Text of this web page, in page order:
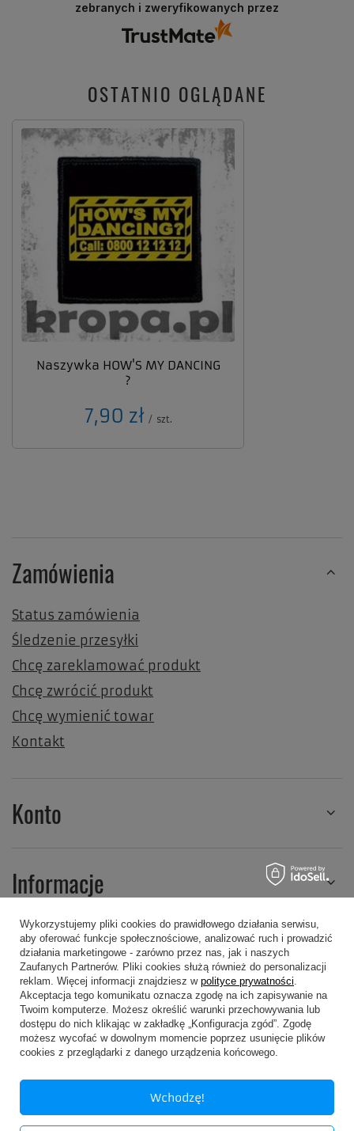
zebranych i zweryfikowanych przez
OSTATNIO OGLĄDANE
Naszywka HOW'S MY DANCING
?
7,90 zł / szt.
Zamówienia
Status zamówienia
Śledzenie przesyłki
Chcę zareklamować produkt
Chcę zwrócić produkt
Chcę wymienić towar
Kontakt
Konto
Informacje
Regulaminy
607 605 505 kropa@kropa.pl
W sklepie prezentujemy ceny brutto (z VAT).
Wykorzystujemy pliki cookies do prawidłowego działania serwisu,
aby oferować funkcje społecznościowe, analizować ruch i prowadzić
działania marketingowe - zarówno przez nas, jak i naszych
Zaufanych Partnerów. Pliki cookies służą również do personalizacji
reklam. Więcej informacji znajdziesz w polityce prywatności.
Akceptacja tego komunikatu oznacza zgodę na ich zapisywanie na
Twoim komputerze. Możesz określić warunki przechowywania lub
dostępu do nich klikając w zakładkę „Konfiguracja zgód”. Zgodę
możesz wycofać w dowolnym momencie poprzez usunięcie plików
cookies z przeglądarki z danego urządzenia końcowego.
Wchodzę!